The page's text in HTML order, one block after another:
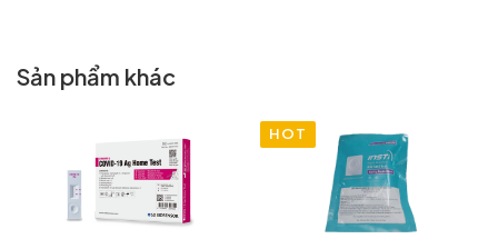
Sản phẩm khác
HOT